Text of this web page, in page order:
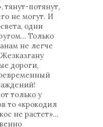
тянут-потянут,
не могут. И
одни
Только
не легче
дороги,
только у
то «крокодил
не растет»...